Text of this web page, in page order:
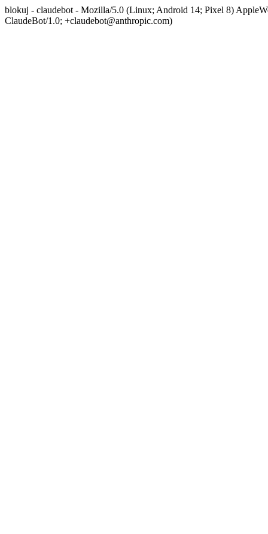
blokuj - claudebot - Mozilla/5.0 (Linux; Android 14; Pixel 8)
ClaudeBot/1.0; +claudebot@anthropic.com)